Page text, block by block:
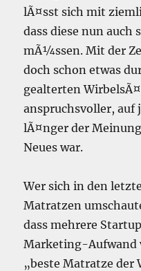
lÃ¤sst sich mit
dass diese nun auch
mÃ¼ssen. Mit der
doch schon etwas
gealterten
anspruchsvoller, auf
lÃ¤nger der
Neues war.
Wer sich in den
Matratzen
dass mehrere
Marketing-Aufwand
„beste Matratze der